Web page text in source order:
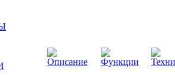
Описание Функции